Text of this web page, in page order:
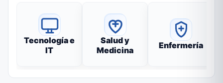
Tecnología e
IT
Salud y
Medicina
Enfermería